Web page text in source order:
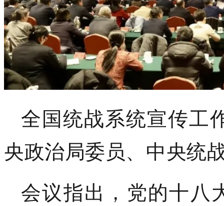
全国统战系统宣传工
央政治局委员、中央统
会议指出，党的十八